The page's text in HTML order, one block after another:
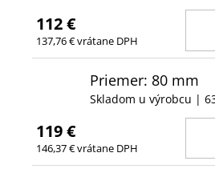
112 €
137,76 € vrátane DPH
Priemer: 80 mm
Skladom u výrobcu |
119 €
146,37 € vrátane DPH